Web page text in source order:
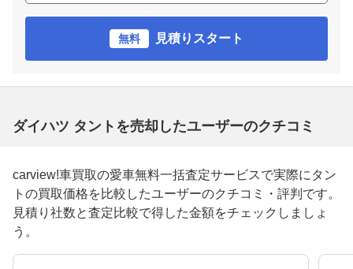
無料 見積りスタート
ダイハツ タントを売却したユーザーのクチコミ
carview!車買取の愛車無料一括査定サービスで実際にタン
トの買取価格を比較したユーザーのクチコミ・評判です。
見積り社数と査定比較で得した金額をチェックしましょ
う。